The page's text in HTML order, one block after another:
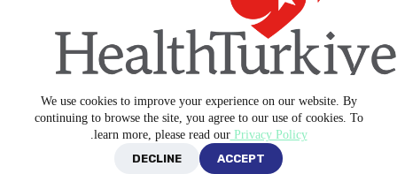
We use cookies to improve your experience on our website. By
continuing to browse the site, you agree to our use of cookies. To
learn more, please read ourPrivacy Policy
.
ACCEPT
DECLINE
Copyright © 2026 -Blue Medical Plus
سياسة الخصوصية الشروط والأحكام